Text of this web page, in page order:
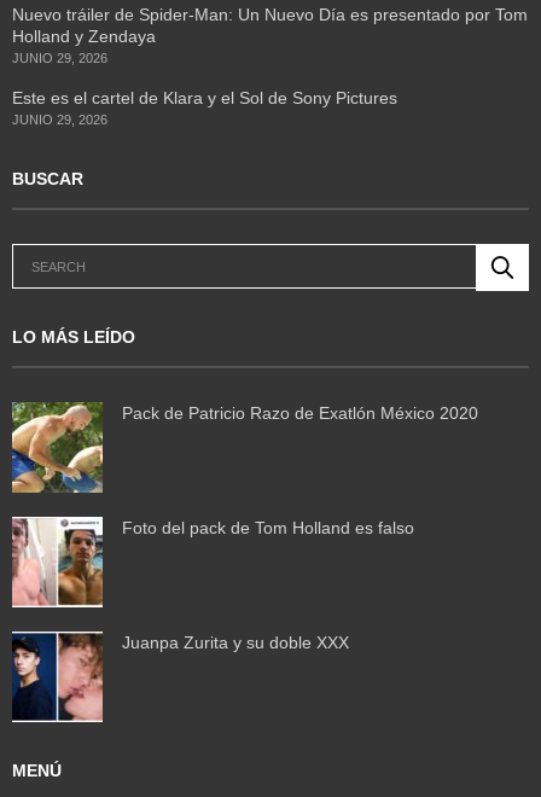
Nuevo tráiler de Spider-Man: Un Nuevo Día es presentado por Tom
Holland y Zendaya
JUNIO 29, 2026
Este es el cartel de Klara y el Sol de Sony Pictures
JUNIO 29, 2026
BUSCAR
LO MÁS LEÍDO
Pack de Patricio Razo de Exatlón México 2020
Foto del pack de Tom Holland es falso
Juanpa Zurita y su doble XXX
MENÚ